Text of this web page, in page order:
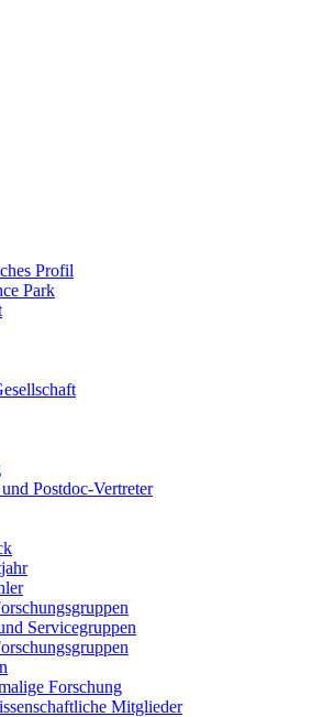
Profil
Park
Postdoc-Vertreter
Servicegruppen
Forschung
Mitglieder